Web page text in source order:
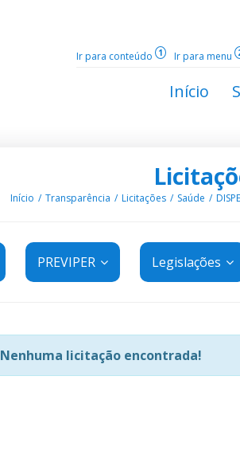
Ir para conteúdo 1 Ir para menu
Início
Início Transparência Licitações Saúde
PREVIPER Legislações
Nenhuma licitação encontrada!